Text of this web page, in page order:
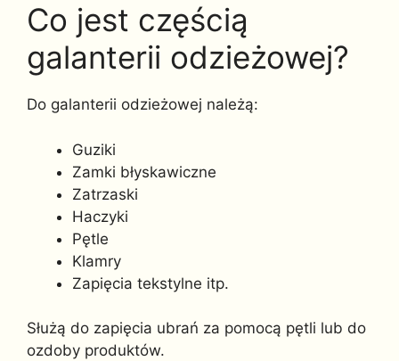
Co jest częścią
galanterii odzieżowej?
Do galanterii odzieżowej należą:
Guziki
Zamki błyskawiczne
Zatrzaski
Haczyki
Pętle
Klamry
Zapięcia tekstylne itp.
Służą do zapięcia ubrań za pomocą pętli lub do
ozdoby produktów.